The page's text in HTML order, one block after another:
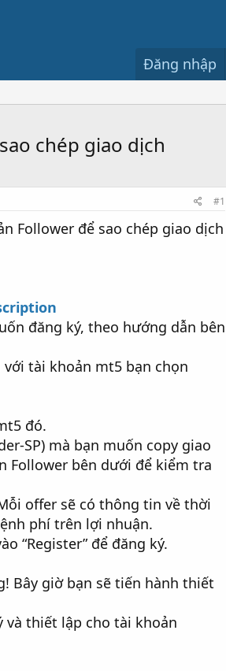
Đăng nhập
chép giao dịch
#1
Follower để sao chép giao dịch
đăng ký, theo hướng dẫn bên
tài khoản mt5 bạn chọn
đó.
SP) mà bạn muốn copy giao
Follower bên dưới để kiểm tra
offer sẽ có thông tin về thời
phí trên lợi nhuận.
“Register” để đăng ký.
Bây giờ bạn sẽ tiến hành thiết
thiết lập cho tài khoản